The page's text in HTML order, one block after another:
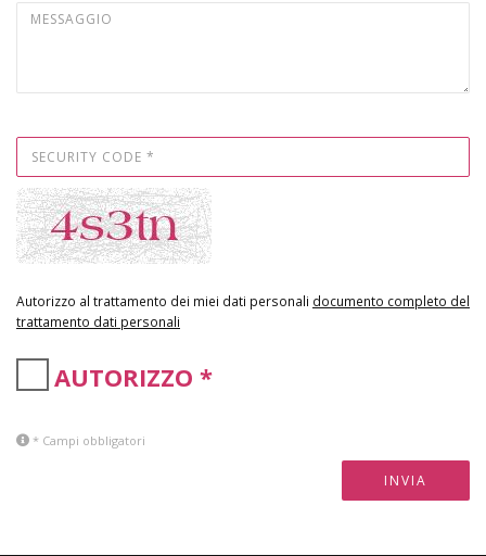
Autorizzo al trattamento dei miei dati personali documento completo del
trattamento dati personali
AUTORIZZO *
* Campi obbligatori
INVIA